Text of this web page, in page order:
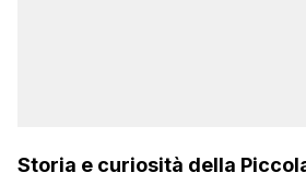
Storia e curiosità della